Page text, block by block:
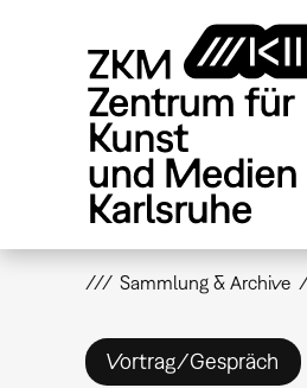
Sammlung & Archive
Vortrag/Gespräch